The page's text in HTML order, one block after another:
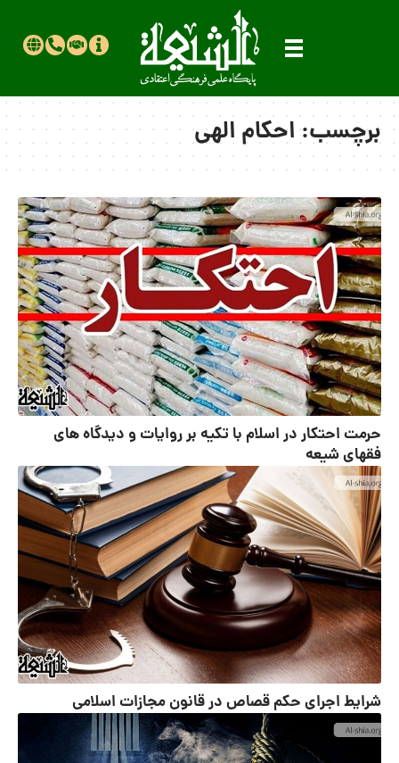
برچسب:احکام الهی
حرمت احتکار در اسلام با تکیه بر روایات و دیدگاه های
فقهای شیعه
شرایط اجرای حکم قصاص در قانون مجازات اسلامی